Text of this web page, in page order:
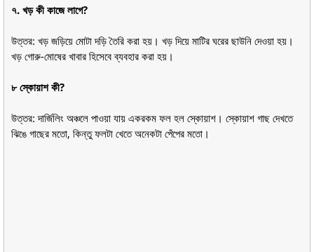
৭. খড় কী কাজে লাগে?
উত্তর: খড় জড়িয়ে মোটা দড়ি তৈরি করা হয়। খড় দিয়ে মাটির ঘরের ছাউনি দেওয়া হয়।
খড় গোরু-মোষের খাবার হিসেবে ব্যবহার করা হয়।
৮ স্কোয়াশ কী?
উত্তর: দার্জিলিং অঞ্চলে পাওয়া যায় একরকম ফল হল স্কোয়াশ। স্কোয়াশ গাছ দেখতে
ঝিঙে গাছের মতো, কিন্তু ফলটা খেতে অনেকটা পেঁপের মতো।